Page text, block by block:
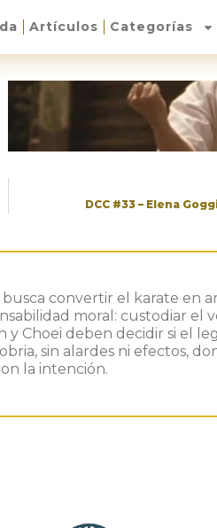
Artículos Categorías
DCC #33 – Elena
convertir el karate en
moral: custodiar el
Choei deben decidir si el
sin alardes ni efectos,
la intención.